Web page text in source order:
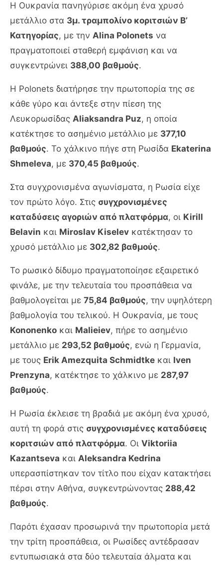
Η Ουκρανία πανηγύρισε ακόμη ένα χρυσό
μετάλλιο στα 3μ. τραμπολίνο κοριτσιών Β’
Κατηγορίας, με την Alina Polonets να
πραγματοποιεί σταθερή εμφάνιση και να
συγκεντρώνει 388,00 βαθμούς.
Η Polonets διατήρησε την πρωτοπορία της σε
κάθε γύρο και άντεξε στην πίεση της
Λευκορωσίδας Aliaksandra Puz, η οποία
κατέκτησε το ασημένιο μετάλλιο με 377,10
βαθμούς. Το χάλκινο πήγε στη Ρωσίδα Ekaterina
Shmeleva, με 370,45 βαθμούς.
Στα συγχρονισμένα αγωνίσματα, η Ρωσία είχε
τον πρώτο λόγο. Στις συγχρονισμένες
καταδύσεις αγοριών από πλατφόρμα, οι Kirill
Belavin και Miroslav Kiselev κατέκτησαν το
χρυσό μετάλλιο με 302,82 βαθμούς.
Το ρωσικό δίδυμο πραγματοποίησε εξαιρετικό
φινάλε, με την τελευταία του προσπάθεια να
βαθμολογείται με 75,84 βαθμούς, την υψηλότερη
βαθμολογία του τελικού. Η Ουκρανία, με τους
Kononenko και Malieiev, πήρε το ασημένιο
μετάλλιο με 293,52 βαθμούς, ενώ η Γερμανία,
με τους Erik Amezquita Schmidtke και Iven
Prenzyna, κατέκτησε το χάλκινο με 287,97
βαθμούς.
Η Ρωσία έκλεισε τη βραδιά με ακόμη ένα χρυσό,
αυτή τη φορά στις συγχρονισμένες καταδύσεις
κοριτσιών από πλατφόρμα. Οι Viktoriia
Kazantseva και Aleksandra Kedrina
υπερασπίστηκαν τον τίτλο που είχαν κατακτήσει
πέρσι στην Αθήνα, συγκεντρώνοντας 288,42
βαθμούς.
Παρότι έχασαν προσωρινά την πρωτοπορία μετά
την τρίτη προσπάθεια, οι Ρωσίδες αντέδρασαν
εντυπωσιακά στα δύο τελευταία άλματα και